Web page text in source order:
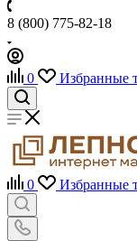
8 (800) 775-82-18
0 Избранные
0 Избранные